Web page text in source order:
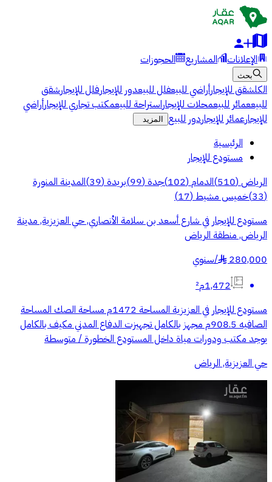
الإعلانات المشاريع الحجوزات
بحث
الكلشقق للإيجارأراضي للبيعفلل للبيعدور للإيجارفلل للإيجارشقق
للبيععمائر للبيعمحلات للإيجاراستراحة للبيعمكتب تجاري للإيجارأراضي
للإيجارعمائر للإيجاردور للبيع المزيد
الرئيسية
مستودع للإيجار
الرياض(
510
)الدمام(
102
)جدة(
99
)بريدة(
39
)المدينة المنورة
(
33
)خميس مشيط(
17
)
مستودع للإيجار في شارع أسعد بن سلامة الأنصاري, حي العزيزية, مدينة
الرياض, منطقة الرياض
280,000
§
/سنوي
1,472م²
مستودع للإيجار في العزيزية المساحة 1472م مساحة الصك المساحة
الصافيه 908.5م مجهز بالكامل تجهيزت الدفاع المدني مكيف بالكامل
يوجد مكتب ودورات مياة داخل المستودع الخطورة / متوسطة
حي العزيزية, الرياض